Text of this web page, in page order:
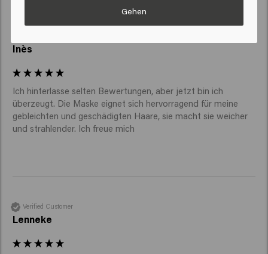
Inès
Ich hinterlasse selten Bewertungen, aber jetzt bin ich
überzeugt. Die Maske eignet sich hervorragend für meine
gebleichten und geschädigten Haare, sie macht sie weicher
und strahlender. Ich freue mich
Verified Customer
Lenneke
Gehen